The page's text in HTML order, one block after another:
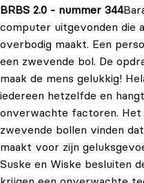
BRBS 2.0 - nummer 344
computer uitgevonden die
overbodig maakt. Een
een zwevende bol. De
maak de mens gelukkig!
iedereen hetzelfde en
onverwachte factoren. Het
zwevende bollen vinden
maakt voor zijn
Suske en Wiske besluiten